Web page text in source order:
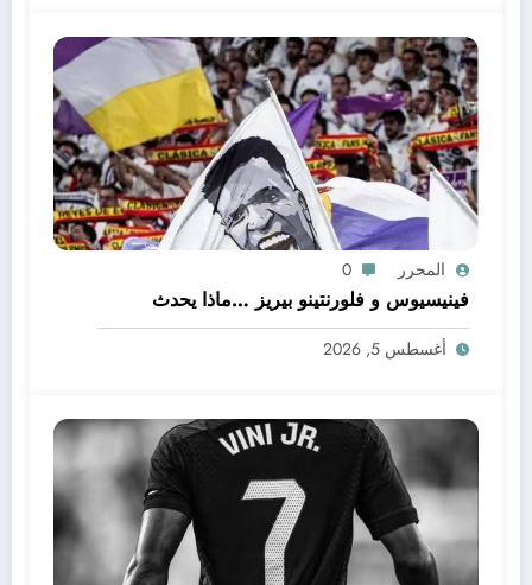
المحرر 0
فينيسيوس و فلورنتينو بيريز …ماذا يحدث
أغسطس 5, 2026